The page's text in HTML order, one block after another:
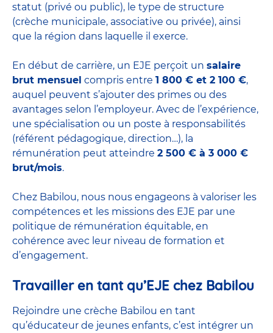
statut (privé ou public), le type de structure
(crèche municipale, associative ou privée), ainsi
que la région dans laquelle il exerce.
En début de carrière, un EJE perçoit un salaire
brut mensuel compris entre 1 800 € et 2 100 €,
auquel peuvent s’ajouter des primes ou des
avantages selon l’employeur. Avec de l’expérience,
une spécialisation ou un poste à responsabilités
(référent pédagogique, direction…), la
rémunération peut atteindre 2 500 € à 3 000 €
brut/mois.
Chez Babilou, nous nous engageons à valoriser les
compétences et les missions des EJE par une
politique de rémunération équitable, en
cohérence avec leur niveau de formation et
d’engagement.
Travailler en tant qu’EJE chez Babilou
Rejoindre une crèche Babilou en tant
qu’éducateur de jeunes enfants, c’est intégrer un